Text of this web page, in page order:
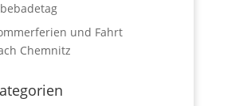
und Fahrt
Chemnitz